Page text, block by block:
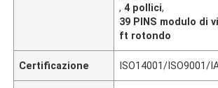
,4 pollici,
39 PINS modulo di
ft rotondo
Certificazione ISO14001/ISO9001/